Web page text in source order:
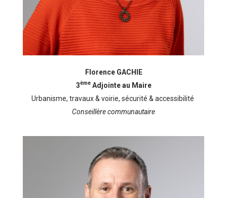
Florence GACHIE
3èmeAdjointe au Maire
Urbanisme, travaux & voirie, sécurité & accessibilité
Conseillère communautaire